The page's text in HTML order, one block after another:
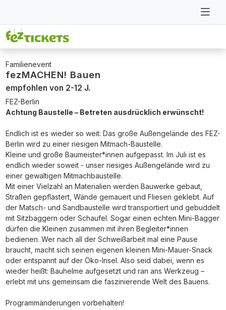
Familienevent
fezMACHEN! Bauen
empfohlen von 2-12 J.
FEZ-Berlin
Achtung Baustelle – Betreten ausdrücklich erwünscht!
Endlich ist es wieder so weit: Das große Außengelände des FEZ-
Berlin wird zu einer riesigen Mitmach-Baustelle.
Kleine und große Baumeister*innen aufgepasst. Im Juli ist es
endlich wieder soweit - unser riesiges Außengelände wird zu
einer gewaltigen Mitmachbaustelle.
Mit einer Vielzahl an Materialien werden Bauwerke gebaut,
Straßen gepflastert, Wände gemauert und Fliesen geklebt. Auf
der Matsch- und Sandbaustelle wird transportiert und gebuddelt
mit Sitzbaggern oder Schaufel. Sogar einen echten Mini-Bagger
dürfen die Kleinen zusammen mit ihren Begleiter*innen
bedienen. Wer nach all der Schweißarbeit mal eine Pause
braucht, macht sich seinen eigenen kleinen Mini-Mauer-Snack
oder entspannt auf der Öko-Insel. Also seid dabei, wenn es
wieder heißt: Bauhelme aufgesetzt und ran ans Werkzeug –
erlebt mit uns gemeinsam die faszinierende Welt des Bauens.
Programmänderungen vorbehalten!